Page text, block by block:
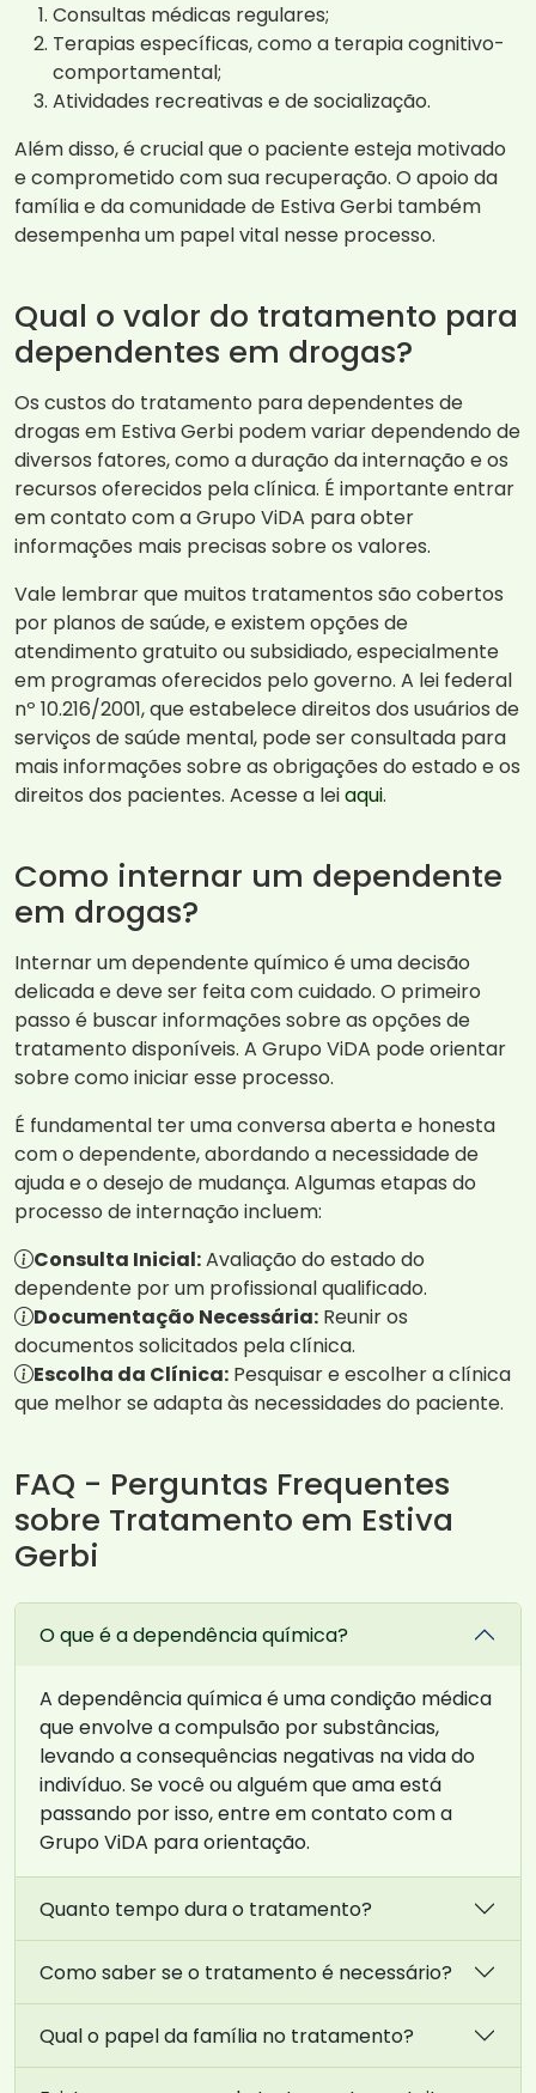
Consultas médicas regulares;
Terapias específicas, como a terapia cognitivo-
comportamental;
Atividades recreativas e de socialização.
Além disso, é crucial que o paciente esteja motivado
e comprometido com sua recuperação. O apoio da
família e da comunidade de Estiva Gerbi também
desempenha um papel vital nesse processo.
Qual o valor do tratamento para
dependentes em drogas?
Os custos do tratamento para dependentes de
drogas em Estiva Gerbi podem variar dependendo de
diversos fatores, como a duração da internação e os
recursos oferecidos pela clínica. É importante entrar
em contato com a Grupo ViDA para obter
informações mais precisas sobre os valores.
Vale lembrar que muitos tratamentos são cobertos
por planos de saúde, e existem opções de
atendimento gratuito ou subsidiado, especialmente
em programas oferecidos pelo governo. A lei federal
nº 10.216/2001, que estabelece direitos dos usuários de
serviços de saúde mental, pode ser consultada para
mais informações sobre as obrigações do estado e os
direitos dos pacientes. Acesse a leiaqui.
Como internar um dependente
em drogas?
Internar um dependente químico é uma decisão
delicada e deve ser feita com cuidado. O primeiro
passo é buscar informações sobre as opções de
tratamento disponíveis. A Grupo ViDA pode orientar
sobre como iniciar esse processo.
É fundamental ter uma conversa aberta e honesta
com o dependente, abordando a necessidade de
ajuda e o desejo de mudança. Algumas etapas do
processo de internação incluem:
Consulta Inicial:Avaliação do estado do
dependente por um profissional qualificado.
Documentação Necessária: Reunir os
documentos solicitados pela clínica.
Escolha da Clínica: Pesquisar e escolher a clínica
que melhor se adapta às necessidades do paciente.
FAQ - Perguntas Frequentes
sobre Tratamento em Estiva
Gerbi
O que é a dependência química?
A dependência química é uma condição médica
que envolve a compulsão por substâncias,
levando a consequências negativas na vida do
indivíduo. Se você ou alguém que ama está
passando por isso, entre em contato com a
Grupo ViDA para orientação.
Quanto tempo dura o tratamento?
Como saber se o tratamento é necessário?
Qual o papel da família no tratamento?